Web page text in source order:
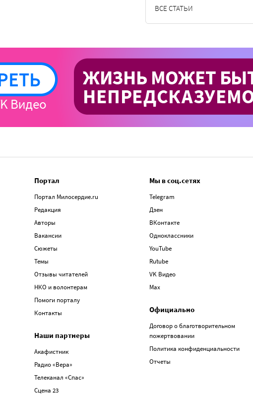
ВСЕ СТАТЬИ
Портал
Портал Милосердие.ru
Редакция
Авторы
Вакансии
Сюжеты
Темы
Отзывы читателей
НКО и волонтерам
Помоги порталу
Контакты
Наши партнеры
Акафистник
Радио «Вера»
Телеканал «Спас»
Сцена 23
Мы в соц.сетях
Telegram
Дзен
ВКонтакте
Одноклассники
YouTube
Rutube
VK Видео
Max
Официально
Договор о благотворительном
пожертвовании
Политика конфиденциальности
Отчеты